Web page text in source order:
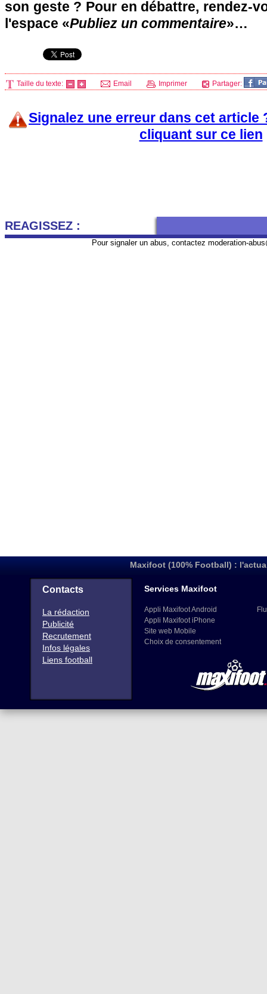
son geste ? Pour en débattre, rendez-
l'espace «Publiez un commentaire»…
Taille du texte: Email Imprimer Partager:
Signalez une erreur dans cet article
cliquant sur ce lien
REAGISSEZ :
Pour signaler un abus, contactez moderation-
Maxifoot (100% Football) :
Contacts
La rédaction
Publicité
Recrutement
Infos légales
Liens football
Services Maxifoot
Appli Maxifoot Android
Appli Maxifoot iPhone
Site web Mobile
Choix de consentement